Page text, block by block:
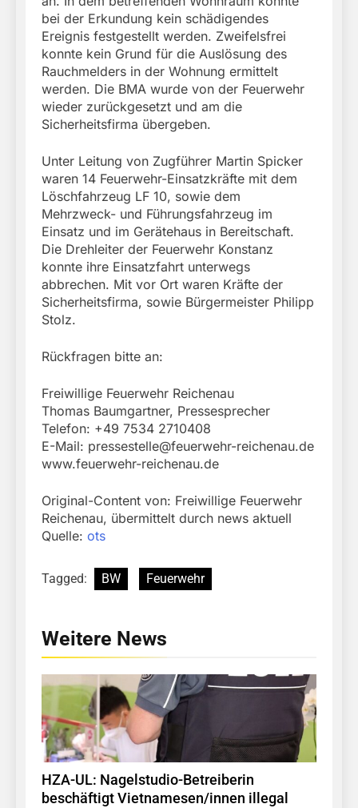
bei der Erkundung kein schädigendes
Ereignis festgestellt werden. Zweifelsfrei
konnte kein Grund für die Auslösung des
Rauchmelders in der Wohnung ermittelt
werden. Die BMA wurde von der Feuerwehr
wieder zurückgesetzt und am die
Sicherheitsfirma übergeben.
Unter Leitung von Zugführer Martin Spicker
waren 14 Feuerwehr-Einsatzkräfte mit dem
Löschfahrzeug LF 10, sowie dem
Mehrzweck- und Führungsfahrzeug im
Einsatz und im Gerätehaus in Bereitschaft.
Die Drehleiter der Feuerwehr Konstanz
konnte ihre Einsatzfahrt unterwegs
abbrechen. Mit vor Ort waren Kräfte der
Sicherheitsfirma, sowie Bürgermeister Philipp
Stolz.
Rückfragen bitte an:
Freiwillige Feuerwehr Reichenau
Thomas Baumgartner, Pressesprecher
Telefon: +49 7534 2710408
E-Mail: pressestelle@feuerwehr-reichenau.de
www.feuerwehr-reichenau.de
Original-Content von: Freiwillige Feuerwehr
Reichenau, übermittelt durch news aktuell
Quelle: ots
Tagged: BW Feuerwehr
Weitere News
HZA-UL: Nagelstudio-Betreiberin
beschäftigt Vietnamesen/innen illegal